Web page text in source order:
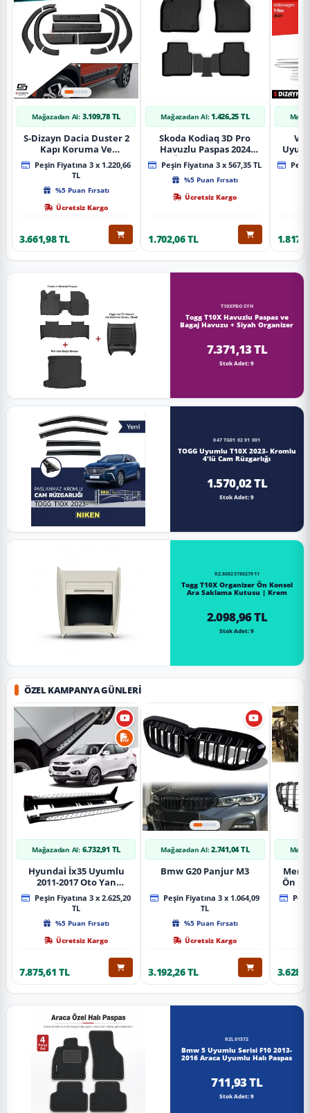
Mağazadan Al: 3.109,78 TL
S-Dizayn Dacia Duster 2
Kapı Koruma Ve
Çamurluk Kaplaması
Dodik Seti 2018 Üzeri A+
Kalite
Peşin Fiyatına 3 x 1.220,66
TL
%5 Puan Fırsatı
Ücretsiz Kargo
3.661,98 TL
Mağazadan Al: 1.426,25 TL
Skoda Kodiaq 3D Pro
Havuzlu Paspas 2024
Üzeri A+ Kalite
Peşin Fiyatına 3 x 567,35 TL
%5 Puan Fırsatı
Ücretsiz Kargo
1.702,06 TL
Yan
T10XPBOSYH
Togg T10X Havuzlu Paspas ve
Bagaj Havuzu + Siyah Organizer
7.371,13 TL
Stok Adet: 9
047 TG01 02 01 001
TOGG Uyumlu T10X 2023- Kromlu
4'lü Cam Rüzgarlığı
1.570,02 TL
Stok Adet: 9
RZ.8682578027911
Togg T10X Organizer Ön Konsol
Ara Saklama Kutusu | Krem
2.098,96 TL
Stok Adet: 9
ÖZEL KAMPANYA GÜNLERI
Mağazadan Al: 6.732,91 TL
Hyundai İx35 Uyumlu
2011-2017 Oto Yan
Basamak Koruma Side
Step Bmw Style
Peşin Fiyatına 3 x 2.625,20
TL
%5 Puan Fırsatı
Ücretsiz Kargo
7.875,61 TL
Mağazadan Al: 2.741,04 TL
Bmw G20 Panjur M3
Peşin Fiyatına 3 x 1.064,09
TL
%5 Puan Fırsatı
Ücretsiz Kargo
3.192,26 TL
Ön
RZL01572
Bmw 5 Uyumlu Serisi F10 2013-
2016 Araca Uyumlu Halı Paspas
711,93 TL
Stok Adet: 9